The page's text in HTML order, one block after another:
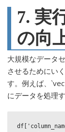
7. 実
の向
大規模なデータ
させるためにい
す。例えば、
にデータを処理